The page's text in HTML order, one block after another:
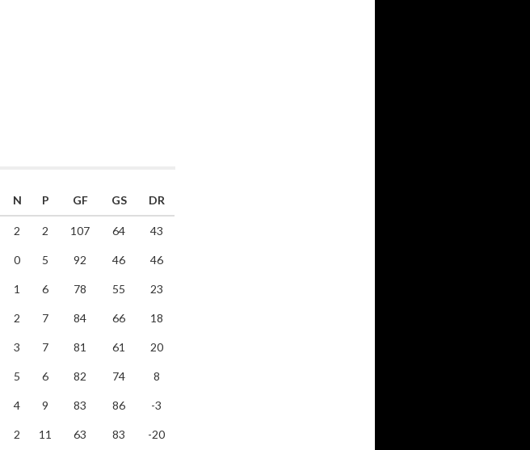
N P GF GS DR
2 2 107 64 43
0 5 92 46 46
1 6 78 55 23
2 7 84 66 18
3 7 81 61 20
5 6 82 74 8
4 9 83 86 -3
2 11 63 83 -20